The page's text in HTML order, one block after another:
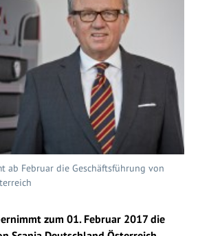
ab Februar die Geschäftsführung von
zum 01. Februar 2017 die